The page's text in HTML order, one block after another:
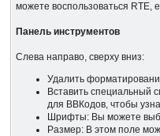
можете воспользоваться
Панель инструментов
Слева направо, сверху вниз:
Удалить
Вставить специальный
для ВВКодов, чтобы
Шрифты: Вы можете
Размер: В этом поле